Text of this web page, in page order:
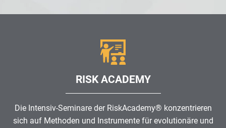
RISK ACADEMY
Die Intensiv-Seminare der RiskAcademy® konzentrieren
sich auf Methoden und Instrumente für evolutionäre und